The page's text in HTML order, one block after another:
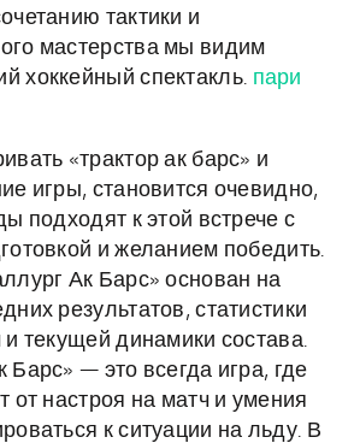
тактики и
мастерства мы видим
хоккейный спектакль. пари
«трактор ак барс» и
игры, становится очевидно,
подходят к этой встрече с
и желанием победить.
Ак Барс» основан на
результатов, статистики
текущей динамики состава.
Барс» — это всегда игра, где
от настроя на матч и умения
к ситуации на льду. В